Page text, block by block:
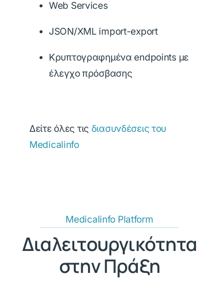
Web Services
JSON/XML import-export
Κρυπτογραφημένα endpoints με
έλεγχο πρόσβασης
Δείτε όλες τις διασυνδέσεις του
Medicalinfo
Medicalinfo Platform
Διαλειτουργικότητα
στην Πράξη